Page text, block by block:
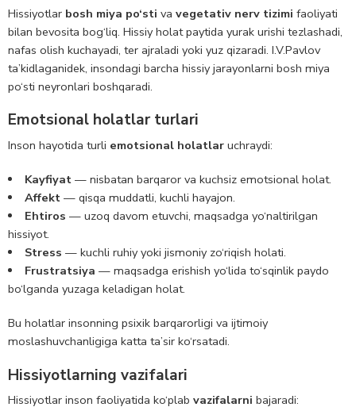
Hissiyotlar bosh miya po‘sti va vegetativ nerv tizimi faoliyati
bilan bevosita bog‘liq. Hissiy holat paytida yurak urishi tezlashadi,
nafas olish kuchayadi, ter ajraladi yoki yuz qizaradi. I.V.Pavlov
ta’kidlaganidek, insondagi barcha hissiy jarayonlarni bosh miya
po‘sti neyronlari boshqaradi.
Emotsional holatlar turlari
Inson hayotida turli emotsional holatlar uchraydi:
Kayfiyat— nisbatan barqaror va kuchsiz emotsional holat.
Affekt— qisqa muddatli, kuchli hayajon.
Ehtiros — uzoq davom etuvchi, maqsadga yo‘naltirilgan
hissiyot.
Stress — kuchli ruhiy yoki jismoniy zo‘riqish holati.
Frustratsiya — maqsadga erishish yo‘lida to‘sqinlik paydo
bo‘lganda yuzaga keladigan holat.
Bu holatlar insonning psixik barqarorligi va ijtimoiy
moslashuvchanligiga katta ta’sir ko‘rsatadi.
Hissiyotlarning vazifalari
Hissiyotlar inson faoliyatida ko‘plab vazifalarni bajaradi: